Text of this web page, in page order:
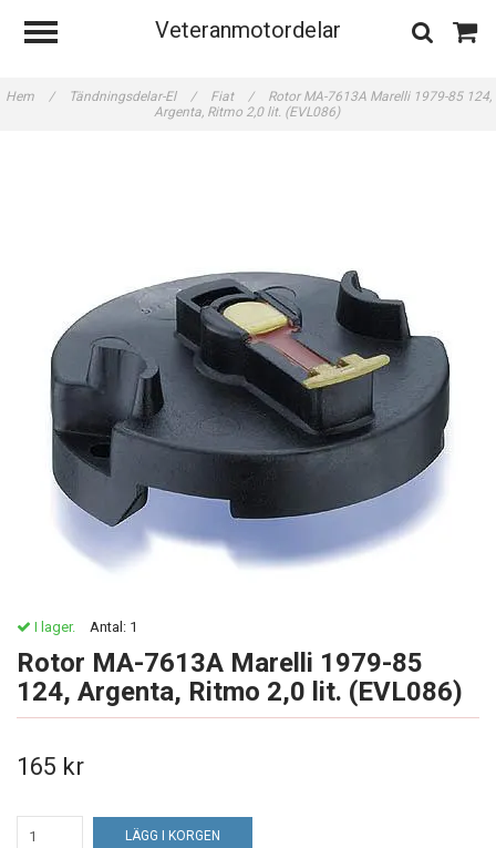
Veteranmotordelar
Hem / Tändningsdelar-El / Fiat /
Rotor MA-7613A Marelli 1979-85 124,
Argenta, Ritmo 2,0 lit. (EVL086)
I lager. Antal: 1
Rotor MA-7613A Marelli 1979-85
124, Argenta, Ritmo 2,0 lit. (EVL086)
165 kr
LÄGG I KORGEN